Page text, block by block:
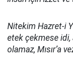
Nitekim Hazret-i
etek çekmese idi,
olamaz, Mısır’a